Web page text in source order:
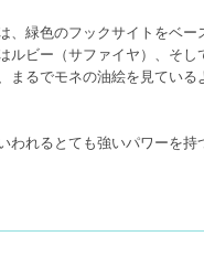
、緑色のフックサイトをベー
ルビー（サファイヤ）、そ
まるでモネの油絵を見ている
われるとても強いパワーを